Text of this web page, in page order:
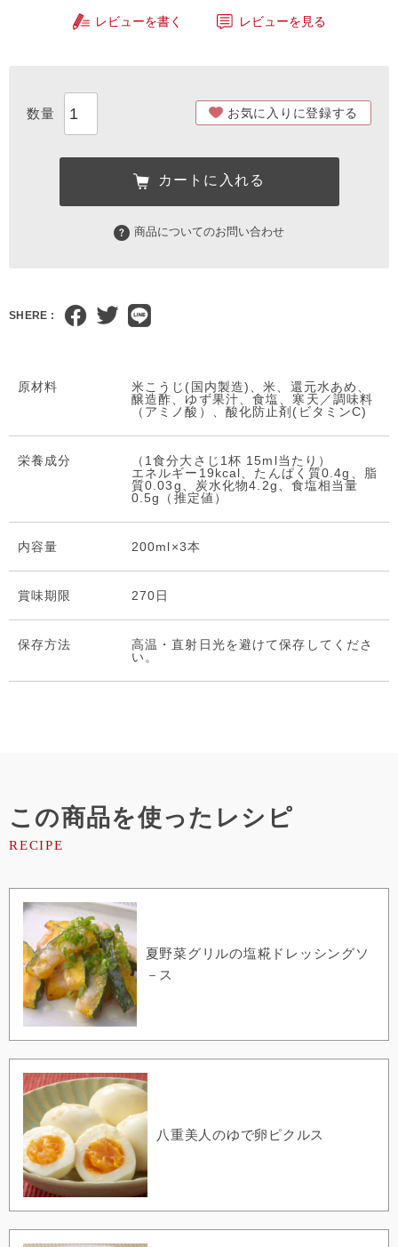
レビューを書く レビューを見る
お気に入りに登録する
カートに入れる
商品についてのお問い合わせ
SHERE :
原材料
米こうじ(国内製造)、米、還元水あめ、
醸造酢、ゆず果汁、食塩、寒天／調味料
（アミノ酸）、酸化防止剤(ビタミンC)
栄養成分
（1食分大さじ1杯 15ml当たり）
エネルギー19kcal、たんぱく質0.4g、脂
質0.03g、炭水化物4.2g、食塩相当量
0.5g（推定値）
内容量 200ml×3本
賞味期限 270日
保存⽅法
高温・直射日光を避けて保存してくださ
い。
この商品を使ったレシピ
夏野菜グリルの塩糀ドレッシングソ
－ス
八重美人のゆで卵ピクルス